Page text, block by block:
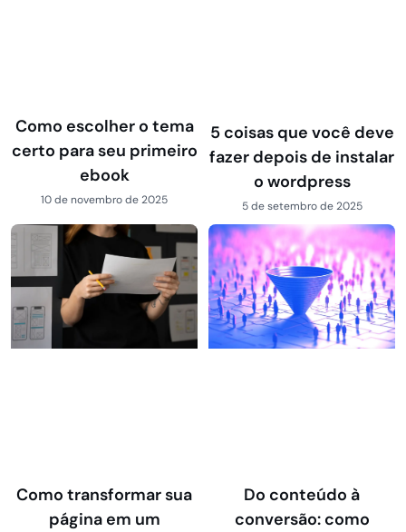
Como escolher o tema
certo para seu primeiro
ebook
10 de novembro de 2025
5 coisas que você deve
fazer depois de instalar
o wordpress
5 de setembro de 2025
Como transformar sua
página em um
Do conteúdo à
conversão: como